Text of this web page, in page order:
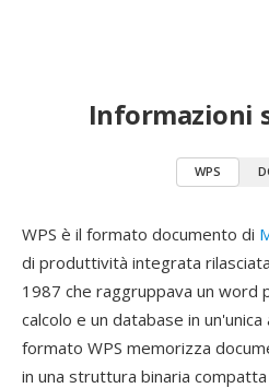
Informazioni
WPS
WPS è il formato documento di
di produttività integrata
1987 che raggruppava un word
calcolo e un database in
formato WPS memorizza
in una struttura binaria